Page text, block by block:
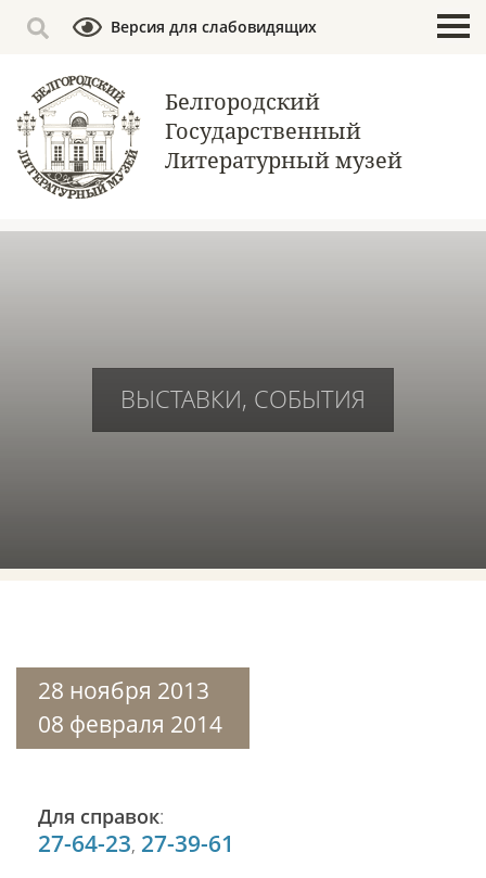
Версия для слабовидящих
Белгородский
Государственный
Литературный музей
ВЫСТАВКИ, СОБЫТИЯ
28 ноября 2013
08 февраля 2014
Для справок:
27-64-23, 27-39-61